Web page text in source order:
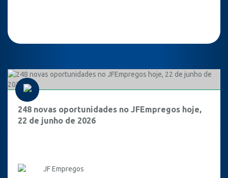
248 novas oportunidades no JFEmpregos hoje,
22 de junho de 2026
JF Empregos